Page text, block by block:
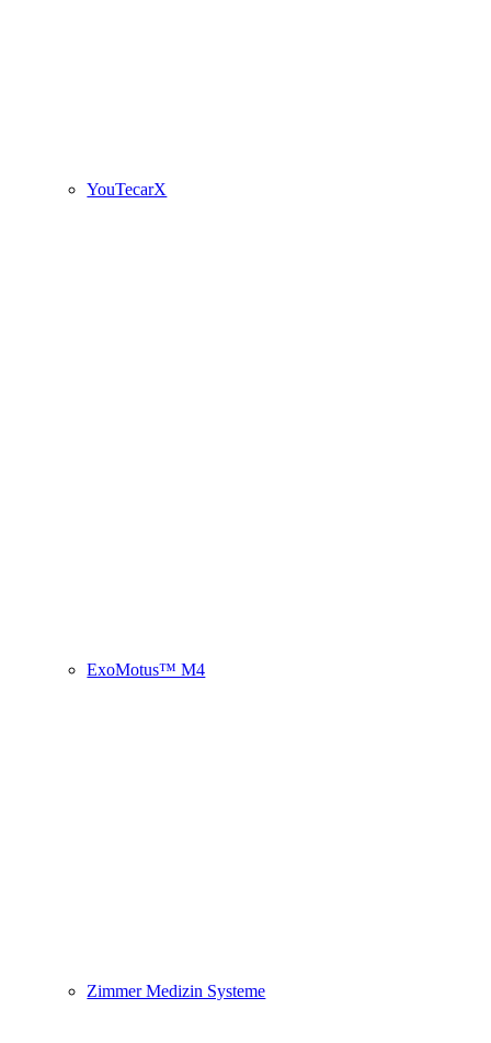
YouTecarX
ExoMotus™ M4
Zimmer Medizin Systeme